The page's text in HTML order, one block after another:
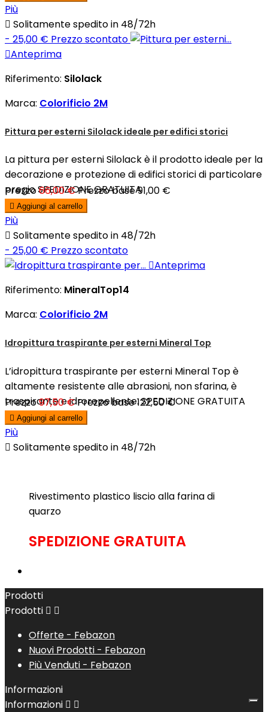
Più
 Solitamente spedito in 48/72h
- 25,00 € Prezzo scontato
Anteprima
Riferimento: Silolack
Marca: Colorificio 2M
Pittura per esterni Silolack ideale per edifici storici
La pittura per esterni Silolack è il prodotto ideale per la
decorazione e protezione di edifici storici di particolare
pregio SPEDIZIONE GRATUITA
Prezzo66,00 €Prezzo base91,00 €
 Aggiungi al carrello
Più
 Solitamente spedito in 48/72h
- 25,00 € Prezzo scontato
Anteprima
Riferimento: MineralTop14
Marca: Colorificio 2M
Idropittura traspirante per esterni Mineral Top
L’idropittura traspirante per esterni Mineral Top è
altamente resistente alle abrasioni, non sfarina, è
traspirante e idrorepellente. SPEDIZIONE GRATUITA
Prezzo97,50 € Prezzo base122,50 €
 Aggiungi al carrello
Più
 Solitamente spedito in 48/72h
Rivestimento plastico liscio alla farina di
quarzo
SPEDIZIONE GRATUITA
Prodotti
Prodotti  
Offerte - Febazon
Nuovi Prodotti - Febazon
Più Venduti - Febazon
Informazioni
Informazioni  